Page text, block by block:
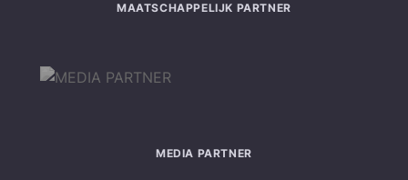
MAATSCHAPPELIJK PARTNER
MEDIA PARTNER